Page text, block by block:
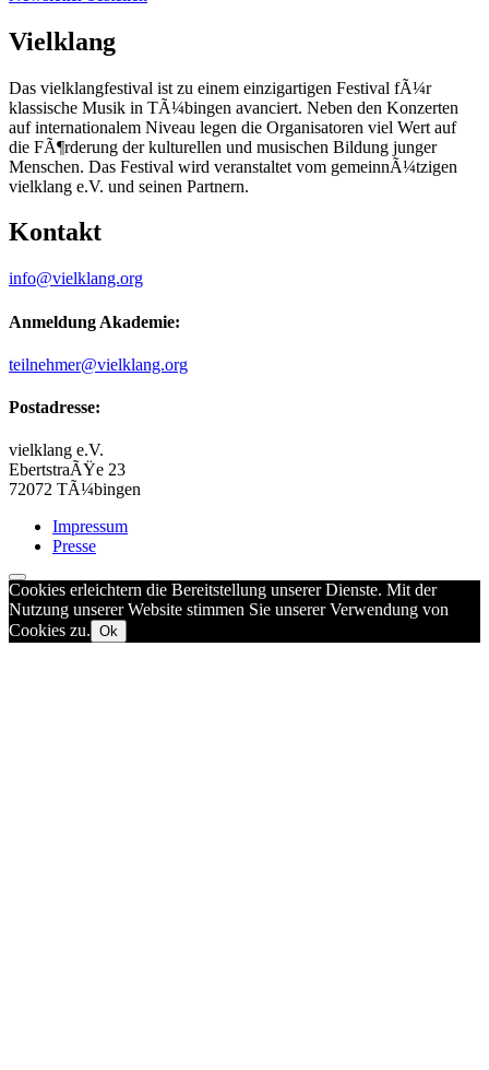
Vielklang
Das vielklangfestival ist zu einem einzigartigen Festival fÃ¼r
klassische Musik in TÃ¼bingen avanciert. Neben den Konzerten
auf internationalem Niveau legen die Organisatoren viel Wert auf
die FÃ¶rderung der kulturellen und musischen Bildung junger
Menschen. Das Festival wird veranstaltet vom gemeinnÃ¼tzigen
vielklang e.V. und seinen Partnern.
Kontakt
info@vielklang.org
Anmeldung Akademie:
teilnehmer@vielklang.org
Postadresse:
vielklang e.V.
EbertstraÃŸe 23
72072 TÃ¼bingen
Impressum
Presse
Cookies erleichtern die Bereitstellung unserer Dienste. Mit der
Nutzung unserer Website stimmen Sie unserer Verwendung von
Cookies zu. Ok